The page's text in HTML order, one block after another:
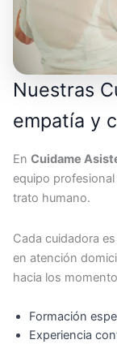
Nuestras
empatía y
En Cuidame
equipo
trato humano.
Cada cuidadora
en atención
hacia los
Formación
Experiencia